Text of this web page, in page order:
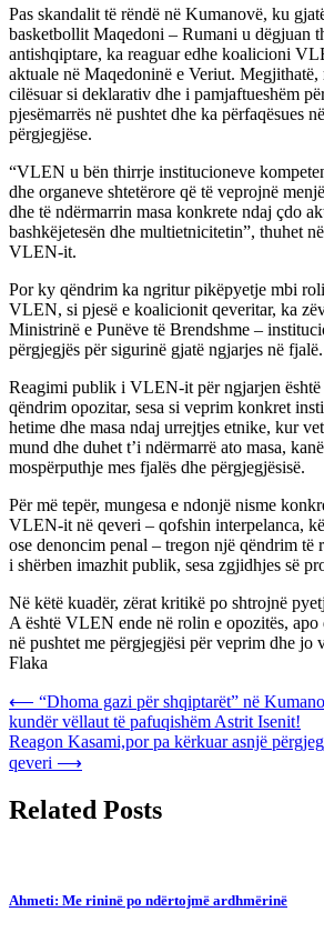
Pas skandalit të rëndë në Kumanovë, ku
basketbollit Maqedoni – Rumani u dëgjuan
antishqiptare, ka reaguar edhe koalicioni
aktuale në Maqedoninë e Veriut. Megjithatë,
cilësuar si deklarativ dhe i pamjaftueshëm
pjesëmarrës në pushtet dhe ka përfaqësues
përgjegjëse.
“VLEN u bën thirrje institucioneve
dhe organeve shtetërore që të veprojnë
dhe të ndërmarrin masa konkrete ndaj çdo
bashkëjetesën dhe multietnicitetin”, thuhet
VLEN-it.
Por ky qëndrim ka ngritur pikëpyetje mbi
VLEN, si pjesë e koalicionit qeveritar, ka
Ministrinë e Punëve të Brendshme –
përgjegjës për sigurinë gjatë ngjarjes në fjalë.
Reagimi publik i VLEN-it për ngjarjen është
qëndrim opozitar, sesa si veprim konkret
hetime dhe masa ndaj urrejtjes etnike, kur
mund dhe duhet t’i ndërmarrë ato masa,
mospërputhje mes fjalës dhe përgjegjësisë.
Për më tepër, mungesa e ndonjë nisme
VLEN-it në qeveri – qofshin interpelanca,
ose denoncim penal – tregon një qëndrim të
i shërben imazhit publik, sesa zgjidhjes së
Në këtë kuadër, zërat kritikë po shtrojnë
A është VLEN ende në rolin e opozitës, apo
në pushtet me përgjegjësi për veprim dhe jo
Flaka
Post
navigation
⟵ “Dhoma gazi për shqiptarët” në
kundër vëllaut të pafuqishëm Astrit Isenit!
Reagon Kasami,por pa kërkuar asnjë
qeveri ⟶
Related Posts
Ahmeti: Me rininë po ndërtojmë ardhmërinë